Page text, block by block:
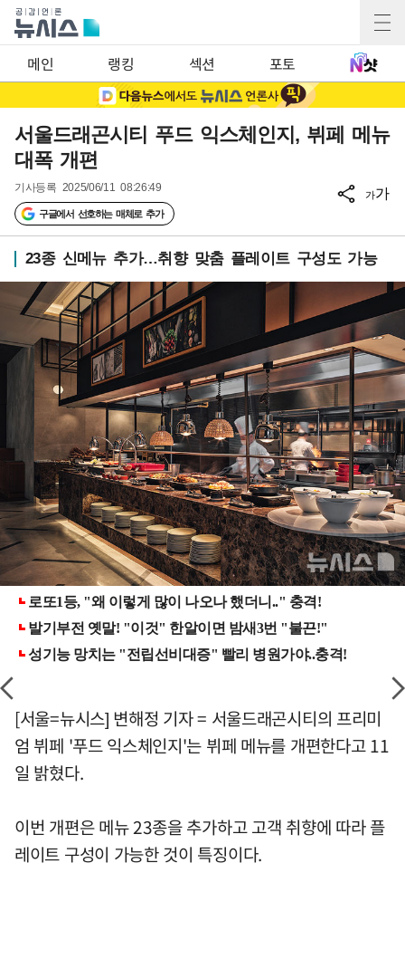
메인 랭킹 섹션 포토
서울드래곤시티 푸드 익스체인지, 뷔페 메뉴
대폭 개편
기사등록 2025/06/11 08:26:49
구글에서 선호하는 매체로 추가
가가
23종 신메뉴 추가…취향 맞춤 플레이트 구성도 가능
[서울=뉴시스] 변해정 기자 = 서울드래곤시티의 프리미
엄 뷔페 '푸드 익스체인지'는 뷔페 메뉴를 개편한다고 11
일 밝혔다.
이번 개편은 메뉴 23종을 추가하고 고객 취향에 따라 플
레이트 구성이 가능한 것이 특징이다.